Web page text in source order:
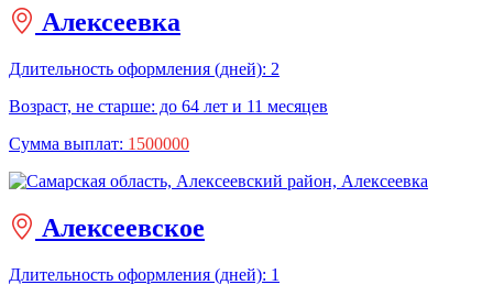
Алексеевка
Длительность оформления (дней): 2
Возраст, не старше: до 64 лет и 11 месяцев
Сумма выплат: 1500000
Алексеевское
Длительность оформления (дней): 1